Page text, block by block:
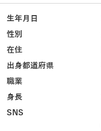
生年月日
性別
在住
出身都道府県
職業
身長
SNS